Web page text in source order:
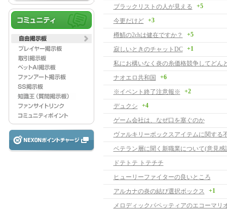
ブラックリストの人が見える +5
今更だけど +3
樽鯖の2chは健在ですか？ +5
寂しいときのチャットDC +1
ナオエロ共和国 +6
※イベント終了注意報※ +2
デュクシ +4
ゲーム会社は、なぜ口を塞ぐのか
ヴァルキリーボックスアイテムに関する
ベテラン層に聞く新職業について(意見感
ドテトテ トテチチ
ヒューリーファイターの良いところ
アルカナの炎の結び選択ボックス
+1